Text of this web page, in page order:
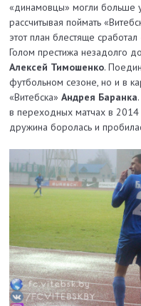
«динамовцы» могли больше
рассчитывая поймать
этот план блестяще
Голом престижа незадолго
Алексей Тимошенко.
футбольном сезоне, но и в
«Витебска»Андрея Баранка
в переходных матчах в
дружина боролась и